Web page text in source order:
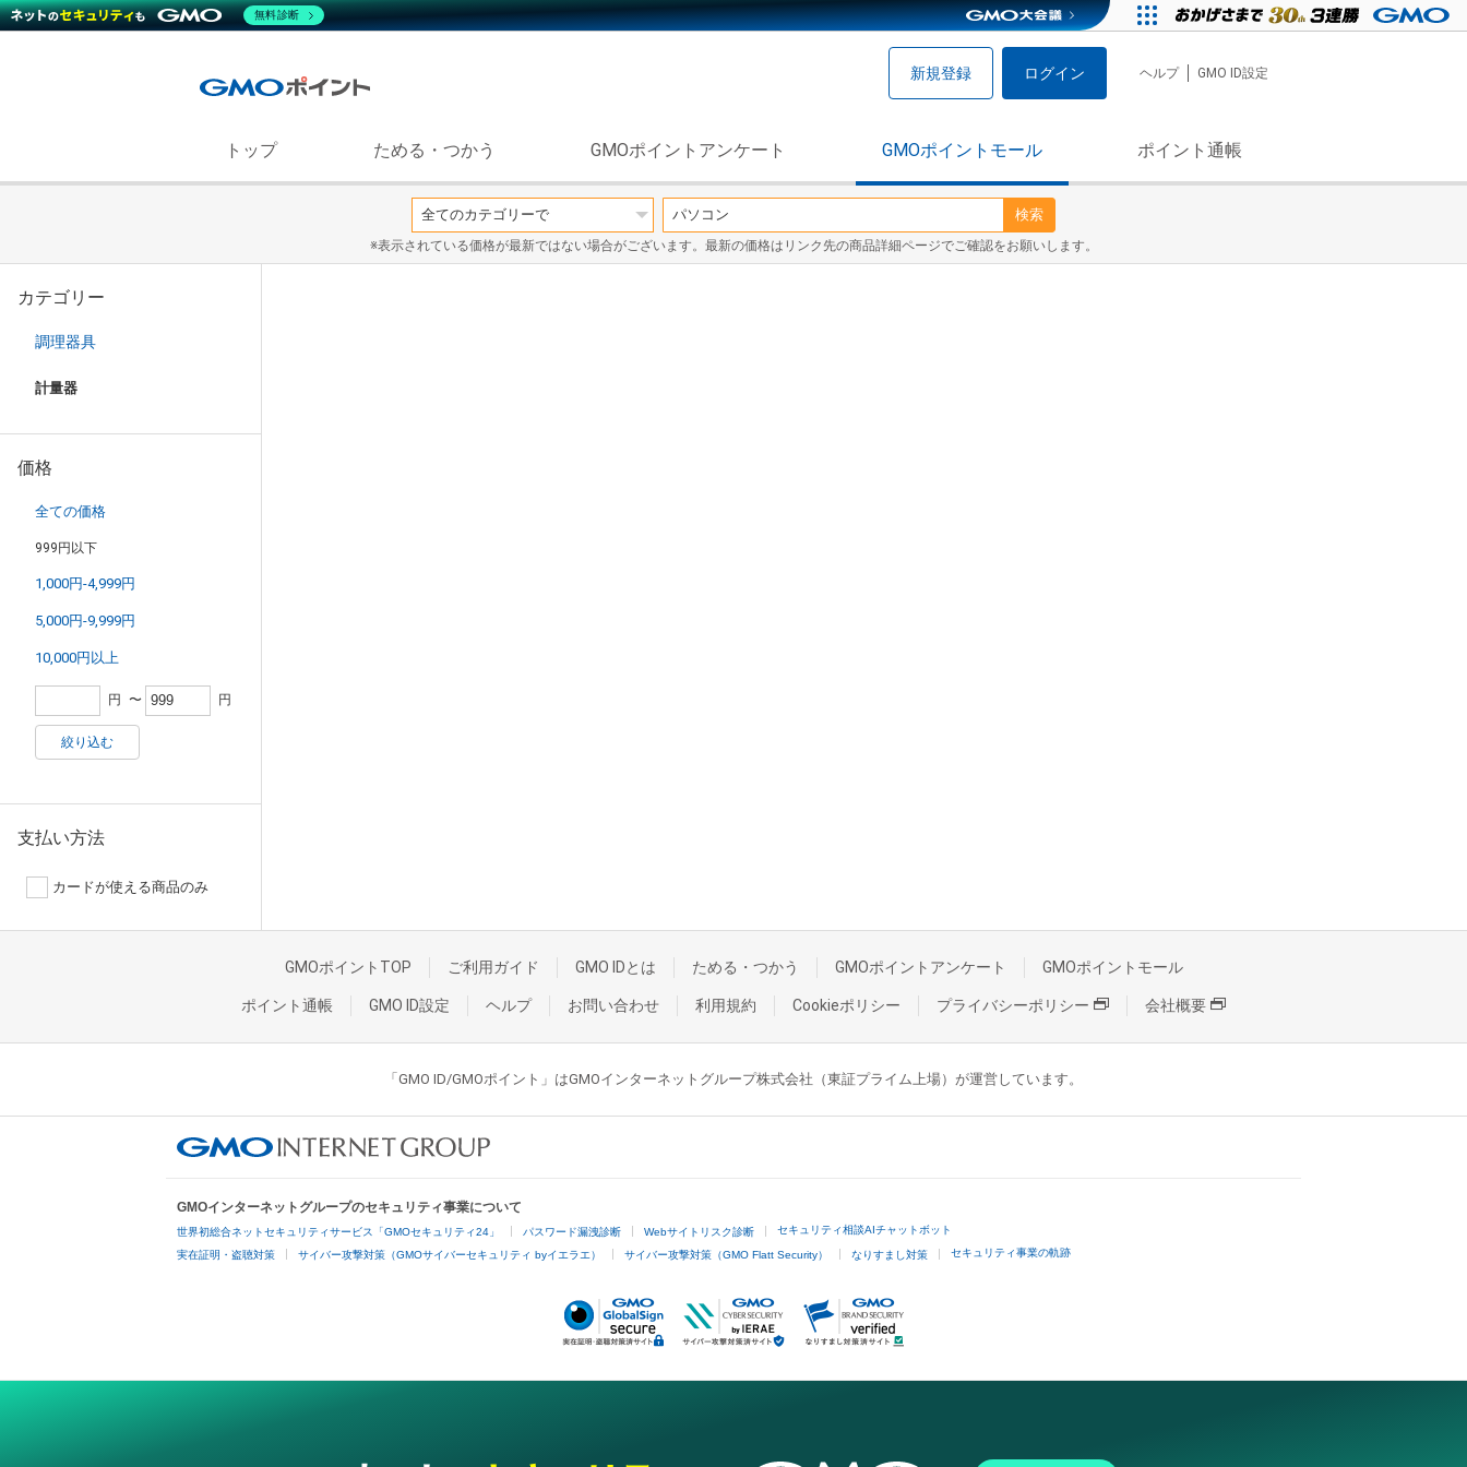
新規登録 ログイン ヘルプ GMO ID設定
トップ ためる・つかう GMOポイントアンケート GMOポイントモール ポイント通帳
検索
※表示されている価格が最新ではない場合がございます。最新の価格はリンク先の商品詳細ページでご確認をお願いします。
カテゴリー
調理器具
計量器
価格
全ての価格
999円以下
1,000円-4,999円
5,000円-9,999円
10,000円以上
円 〜 円
絞り込む
支払い方法
カードが使える商品のみ
GMOポイントTOP ご利用ガイド GMO IDとは ためる・つかう GMOポイントアンケート GMOポイントモール
ポイント通帳 GMO ID設定 ヘルプ お問い合わせ 利用規約 Cookieポリシー プライバシーポリシー 会社概要
「GMO ID/GMOポイント」はGMOインターネットグループ株式会社（東証プライム上場）が運営しています。
GMOインターネットグループのセキュリティ事業について
世界初総合ネットセキュリティサービス「GMOセキュリティ24」 パスワード漏洩診断 Webサイトリスク診断 セキュリティ相談AIチャットボット
実在証明・盗聴対策 サイバー攻撃対策（GMOサイバーセキュリティ byイエラエ） サイバー攻撃対策（GMO Flatt Security） なりすまし対策 セキュリティ事業の軌跡
無料診断